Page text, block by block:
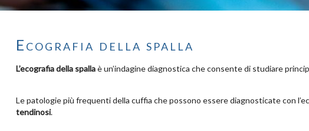
Ecografia della spalla
L’ecografia della spallaè un’indagine diagnostica che consente di studiare
Le patologie più frequenti della cuffia che possono essere diagnosticate con
tendinosi.